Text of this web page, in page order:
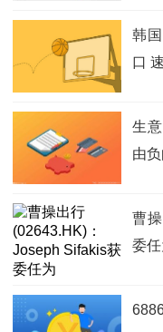
韩
口
生
由
曹
委